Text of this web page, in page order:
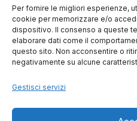
Per fornire le migliori esperienze,
cookie per memorizzare e/o
dispositivo. Il consenso a queste
elaborare dati come il
questo sito. Non acconsentire o
negativamente su alcune
Gestisci servizi